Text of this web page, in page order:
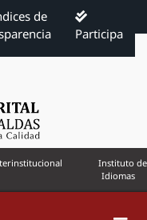
de
Participa
Instituto de
Idiomas